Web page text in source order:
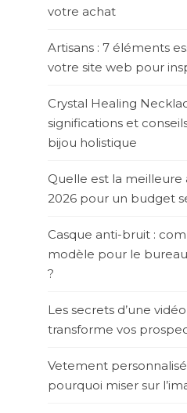
votre achat
Artisans : 7 éléments
votre site web pour
Crystal Healing
significations et
bijou holistique
Quelle est la meilleure
2026 pour un budget
Casque anti-bruit :
modèle pour le
?
Les secrets d’une
transforme vos
Vetement
pourquoi miser sur